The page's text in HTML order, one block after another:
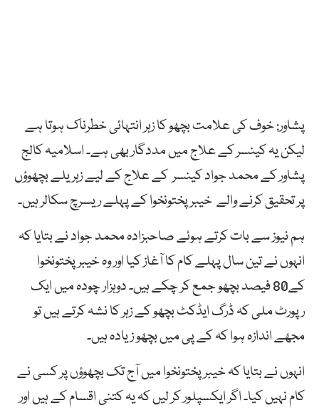
پشاور: خوف کی علامت بچھو کا زہر انتہائی خطرناک ہوتا ہے
لیکن یہ کینسر کے علاج میں مددگار بھی ہے۔ اسلامیہ کالج
پشاور کے محمد جواد کینسر کے علاج کے لیے زہریلے بچھوؤں
پر تحقیق کرنے والے خیبر پختونخوا کے پہلے ریسرچ سکالر ہیں۔
ہم نیوز سے بات کرتے ہوئے صاحبزادہ محمد جواد نے بتایا کہ
انہوں نے تین سال پہلے کام کا آغاز کیا اور وہ خیبرپختونخوا
کے80 فیصد بچھو جمع کر چکے ہیں۔ دوہزار چودہ میں ایک
رپورٹ ملی کہ ڈرگ ایڈکٹ بچھو کے زہر کا نشہ کرتے ہیں تو
مجھے اندازہ ہوا کہ کے پی میں بچھو زیادہ ہیں۔
انہوں نے بتایا کہ خیبر پختونخوا میں آج تک بچھوؤں پر کسی نے
کام نہیں کیا۔ اگر ایکسپلور کر لیں کہ یہ کتنی اقسام کے ہیں اور